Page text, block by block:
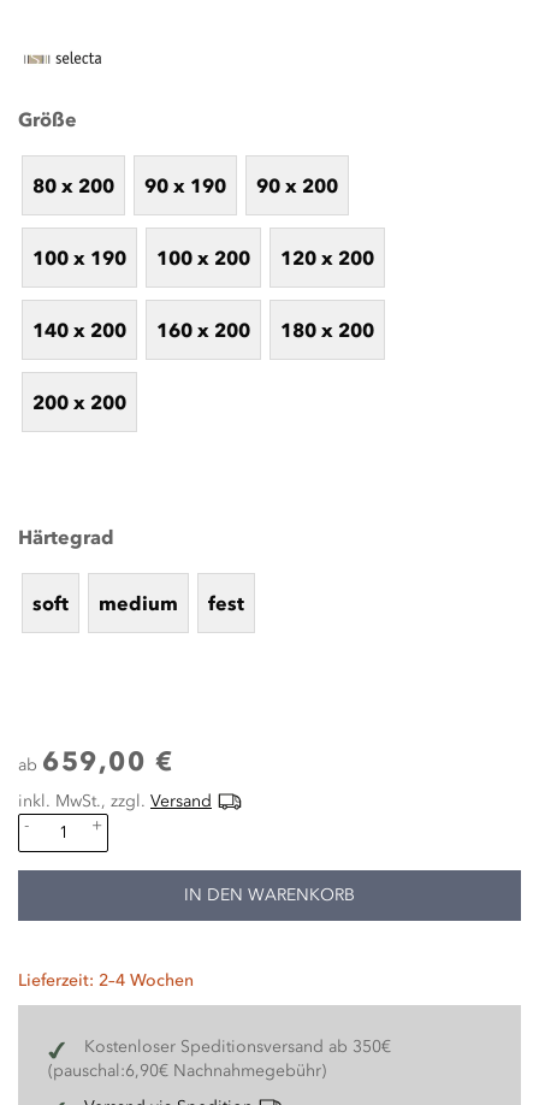
Größe
80 x 200 90 x 190 90 x 200
100 x 190 100 x 200 120 x 200
140 x 200 160 x 200 180 x 200
200 x 200
Härtegrad
soft medium fest
ab 659,00 €
inkl. MwSt., zzgl. Versand
-
+
IN DEN WARENKORB
Lieferzeit: 2–4 Wochen
Kostenloser Speditionsversand ab 350€
(pauschal:6,90€ Nachnahmegebühr)